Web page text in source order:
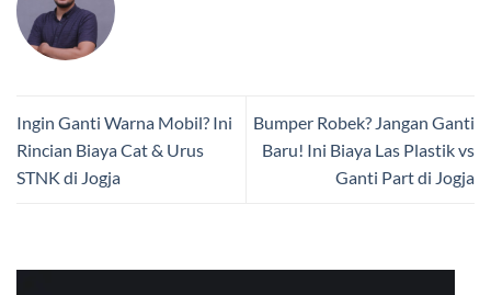
Ingin Ganti Warna Mobil? Ini
Rincian Biaya Cat & Urus
STNK di Jogja
Bumper Robek? Jangan Ganti
Baru! Ini Biaya Las Plastik vs
Ganti Part di Jogja